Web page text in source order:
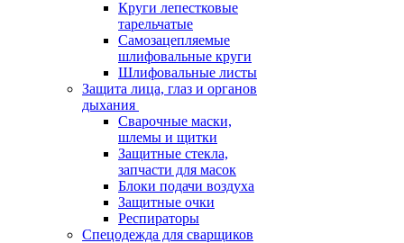
Круги лепестковые
тарельчатые
Самозацепляемые
шлифовальные круги
Шлифовальные листы
Защита лица, глаз и органов
дыхания
Сварочные маски,
шлемы и щитки
Защитные стекла,
запчасти для масок
Блоки подачи воздуха
Защитные очки
Респираторы
Спецодежда для сварщиков